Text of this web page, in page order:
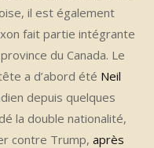
il est également
fait partie intégrante
du Canada. Le
a d’abord été Neil
depuis quelques
la double nationalité,
contre Trump, après